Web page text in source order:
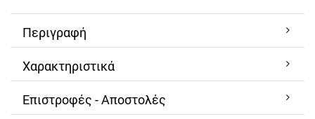
Περιγραφή
Χαρακτηριστικά
Επιστροφές - Αποστολές